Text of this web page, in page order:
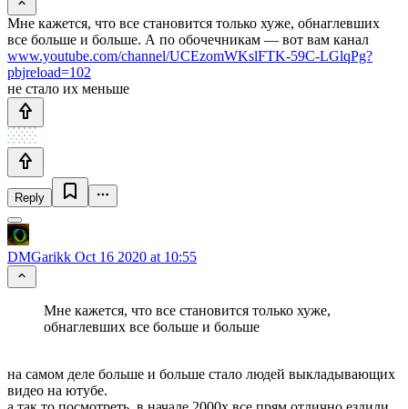
Мне кажется, что все становится только хуже, обнаглевших
все больше и больше. А по обочечникам — вот вам канал
www.youtube.com/channel/UCEzomWKslFTK-59C-LGlqPg?
pbjreload=102
не стало их меньше
Reply
DMGarikk Oct 16 2020 at 10:55
Мне кажется, что все становится только хуже,
обнаглевших все больше и больше
на самом деле больше и больше стало людей выкладывающих
видео на ютубе.